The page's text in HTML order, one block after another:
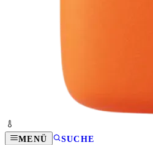
MENÜ SUCHE